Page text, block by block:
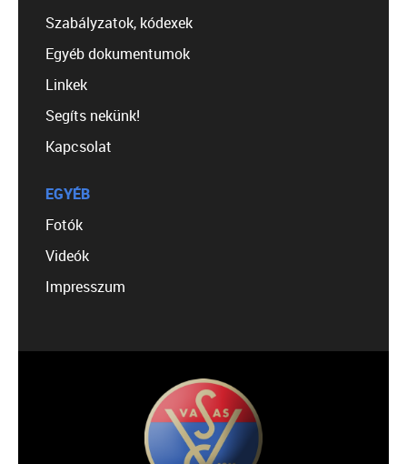
Szabályzatok, kódexek
Egyéb dokumentumok
Linkek
Segíts nekünk!
Kapcsolat
EGYÉB
Fotók
Videók
Impresszum